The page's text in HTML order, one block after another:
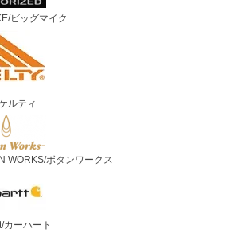
ビッグマイク
ルティ
WORKS/ボタンワークス
カーハート